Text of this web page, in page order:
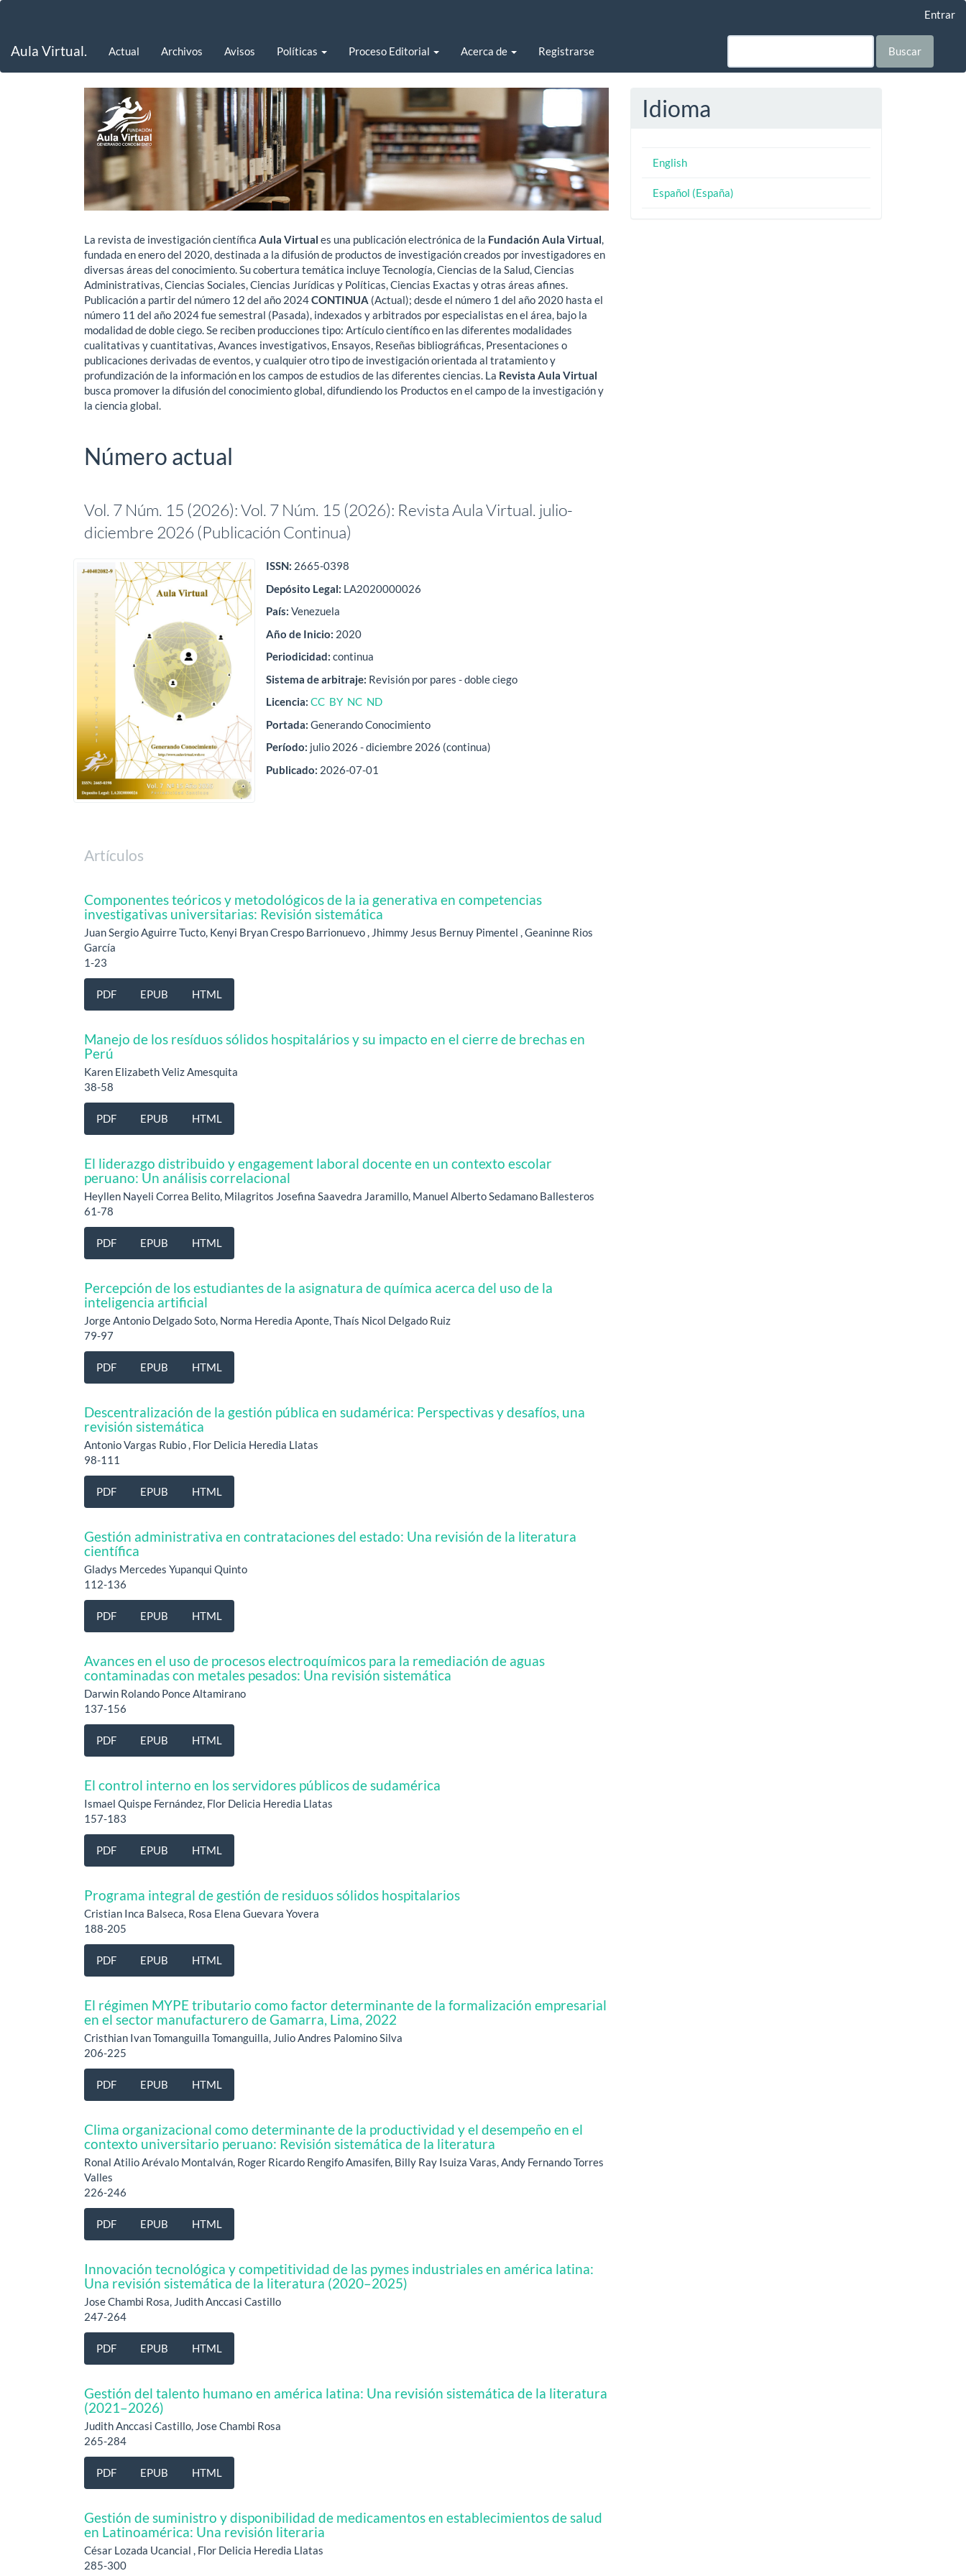
principal
Entrar
Aula Virtual. Actual Archivos Avisos Políticas Proceso Editorial Acerca de Registrarse Buscar
La revista de investigación científica Aula Virtual es una publicación electrónica de la Fundación Aula Virtual,
fundada en enero del 2020, destinada a la difusión de productos de investigación creados por investigadores en
diversas áreas del conocimiento. Su cobertura temática incluye Tecnología, Ciencias de la Salud, Ciencias
Administrativas, Ciencias Sociales, Ciencias Jurídicas y Políticas, Ciencias Exactas y otras áreas afines.
Publicación a partir del número 12 del año 2024CONTINUA (Actual); desde el número 1 del año 2020 hasta el
número 11 del año 2024 fue semestral (Pasada), indexados y arbitrados por especialistas en el área, bajo la
modalidad de doble ciego. Se reciben producciones tipo: Artículo científico en las diferentes modalidades
cualitativas y cuantitativas, Avances investigativos, Ensayos, Reseñas bibliográficas, Presentaciones o
publicaciones derivadas de eventos, y cualquier otro tipo de investigación orientada al tratamiento y
profundización de la información en los campos de estudios de las diferentes ciencias. La Revista Aula Virtual
busca promover la difusión del conocimiento global, difundiendo los Productos en el campo de la investigación y
la ciencia global.
Número actual
Vol. 7 Núm. 15 (2026): Vol. 7 Núm. 15 (2026): Revista Aula Virtual. julio-
diciembre 2026 (Publicación Continua)
ISSN: 2665-0398
Depósito Legal: LA2020000026
País: Venezuela
Año de Inicio: 2020
Periodicidad: continua
Sistema de arbitraje: Revisión por pares - doble ciego
Licencia: CC BY NC ND
Portada: Generando Conocimiento
Período: julio 2026 - diciembre 2026 (continua)
Publicado: 2026-07-01
Artículos
Componentes teóricos y metodológicos de la ia generativa en competencias
investigativas universitarias: Revisión sistemática
Juan Sergio Aguirre Tucto, Kenyi Bryan Crespo Barrionuevo , Jhimmy Jesus Bernuy Pimentel , Geaninne Rios
García
1-23
PDF EPUB HTML
Manejo de los resíduos sólidos hospitalários y su impacto en el cierre de brechas en
Perú
Karen Elizabeth Veliz Amesquita
38-58
PDF EPUB HTML
El liderazgo distribuido y engagement laboral docente en un contexto escolar
peruano: Un análisis correlacional
Heyllen Nayeli Correa Belito, Milagritos Josefina Saavedra Jaramillo, Manuel Alberto Sedamano Ballesteros
61-78
PDF EPUB HTML
Percepción de los estudiantes de la asignatura de química acerca del uso de la
inteligencia artificial
Jorge Antonio Delgado Soto, Norma Heredia Aponte, Thaís Nicol Delgado Ruiz
79-97
PDF EPUB HTML
Descentralización de la gestión pública en sudamérica: Perspectivas y desafíos, una
revisión sistemática
Antonio Vargas Rubio , Flor Delicia Heredia Llatas
98-111
PDF EPUB HTML
Gestión administrativa en contrataciones del estado: Una revisión de la literatura
científica
Gladys Mercedes Yupanqui Quinto
112-136
PDF EPUB HTML
Avances en el uso de procesos electroquímicos para la remediación de aguas
contaminadas con metales pesados: Una revisión sistemática
Darwin Rolando Ponce Altamirano
137-156
PDF EPUB HTML
El control interno en los servidores públicos de sudamérica
Ismael Quispe Fernández, Flor Delicia Heredia Llatas
157-183
PDF EPUB HTML
Programa integral de gestión de residuos sólidos hospitalarios
Cristian Inca Balseca, Rosa Elena Guevara Yovera
188-205
PDF EPUB HTML
El régimen MYPE tributario como factor determinante de la formalización empresarial
en el sector manufacturero de Gamarra, Lima, 2022
Cristhian Ivan Tomanguilla Tomanguilla, Julio Andres Palomino Silva
206-225
PDF EPUB HTML
Clima organizacional como determinante de la productividad y el desempeño en el
contexto universitario peruano: Revisión sistemática de la literatura
Ronal Atilio Arévalo Montalván, Roger Ricardo Rengifo Amasifen, Billy Ray Isuiza Varas, Andy Fernando Torres
Valles
226-246
PDF EPUB HTML
Innovación tecnológica y competitividad de las pymes industriales en américa latina:
Una revisión sistemática de la literatura (2020–2025)
Jose Chambi Rosa, Judith Anccasi Castillo
247-264
PDF EPUB HTML
Gestión del talento humano en américa latina: Una revisión sistemática de la literatura
(2021–2026)
Judith Anccasi Castillo, Jose Chambi Rosa
265-284
PDF EPUB HTML
Gestión de suministro y disponibilidad de medicamentos en establecimientos de salud
en Latinoamérica: Una revisión literaria
César Lozada Ucancial , Flor Delicia Heredia Llatas
285-300
Idioma
English
Español (España)